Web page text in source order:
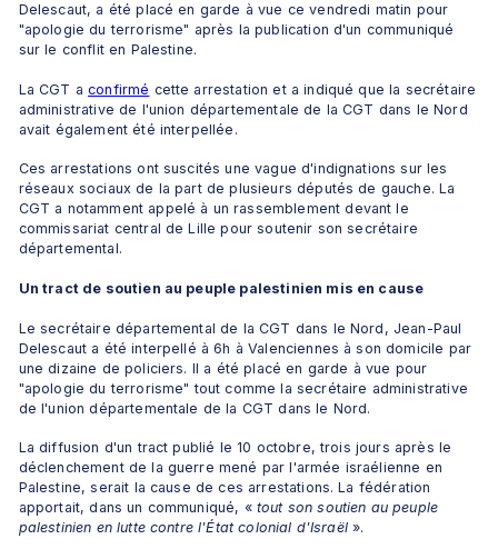
Delescaut, a été placé en garde à vue ce vendredi matin pour
"apologie du terrorisme" après la publication d'un communiqué
sur le conflit en Palestine.
La CGT a confirmé cette arrestation et a indiqué que la secrétaire
administrative de l'union départementale de la CGT dans le Nord
avait également été interpellée.
Ces arrestations ont suscités une vague d'indignations sur les
réseaux sociaux de la part de plusieurs députés de gauche. La
CGT a notamment appelé à un rassemblement devant le
commissariat central de Lille pour soutenir son secrétaire
départemental.
Un tract de soutien au peuple palestinien mis en cause
Le secrétaire départemental de la CGT dans le Nord, Jean-Paul
Delescaut a été interpellé à 6h à Valenciennes à son domicile par
une dizaine de policiers. Il a été placé en garde à vue pour
"apologie du terrorisme" tout comme la secrétaire administrative
de l'union départementale de la CGT dans le Nord.
La diffusion d'un tract publié le 10 octobre, trois jours après le
déclenchement de la guerre mené par l'armée israélienne en
Palestine, serait la cause de ces arrestations. La fédération
apportait, dans un communiqué, « tout son soutien au peuple
palestinien en lutte contre l'État colonial d'Israël ».